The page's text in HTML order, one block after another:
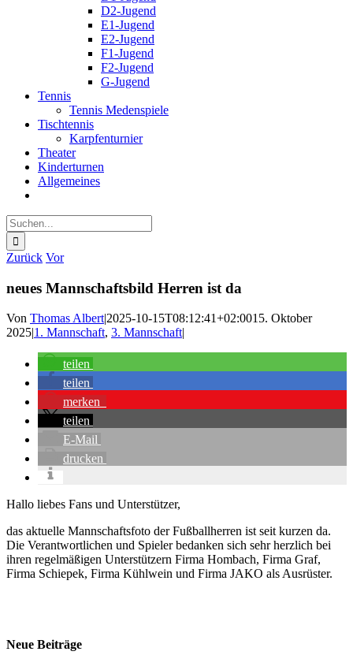
D2-Jugend
E1-Jugend
E2-Jugend
F1-Jugend
F2-Jugend
G-Jugend
Tennis
Tennis Medenspiele
Tischtennis
Karpfenturnier
Theater
Kinderturnen
Allgemeines
Suche
nach:
Zurück Vor
neues Mannschaftsbild Herren ist da
Von Thomas Albert|2025-10-15T08:12:41+02:0015. Oktober
2025|1. Mannschaft, 3. Mannschaft|
teilen
teilen
merken
teilen
E-Mail
drucken
Hallo liebes Fans und Unterstützer,
das aktuelle Mannschaftsfoto der Fußballherren ist seit kurzen da.
Die Verantwortlichen und Spieler bedanken sich sehr herzlich bei
ihren regelmäßigen Unterstützern Firma Hombach, Firma Graf,
Firma Schiepek, Firma Kühlwein und Firma JAKO als Ausrüster.
Neue Beiträge